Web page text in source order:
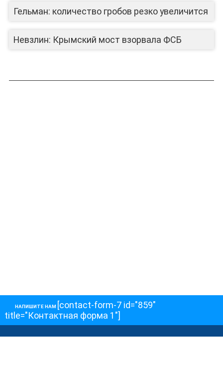
ЛИЦА КАНАЛА
Гельман: количество гробов резко увеличится
Невзлин: Крымский мост взорвала ФСБ
НАПИШИТЕ НАМ [contact-form-7 id="859"
title="Контактная форма 1"]